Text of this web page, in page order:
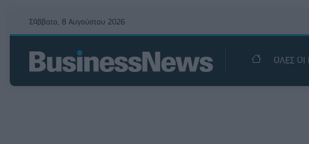
Σάββατο, 8 Αυγούστου 2026
ΟΛΕΣ ΟΙ